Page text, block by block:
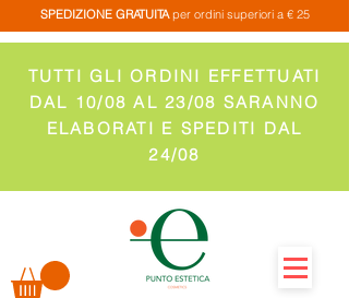
SPEDIZIONE GRATUITAper ordini superiori a € 25
TUTTI GLI ORDINI EFFETTUATI
DAL 10/08 AL 23/08 SARANNO
ELABORATI E SPEDITI DAL
24/08